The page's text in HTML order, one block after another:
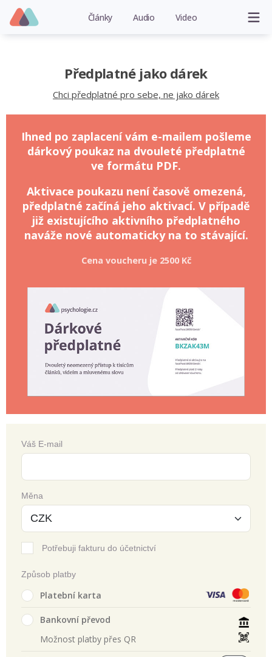
Články Audio Video
Předplatné jako dárek
Chci předplatné pro sebe, ne jako dárek
Ihned po zaplacení vám e-mailem pošleme
dárkový poukaz na dvouleté předplatné
ve formátu PDF.
Aktivace poukazu není časově omezená,
předplatné začíná jeho aktivací. V případě
již existujícího aktivního předplatného
naváže nové automaticky na to stávající.
Cena voucheru je 2500 Kč
Váš E-mail
Měna
Potřebuji fakturu do účetnictví
Způsob platby
Platební karta
Bankovní převod
Možnost platby přes QR